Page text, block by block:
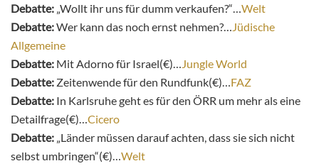
Debatte: „Wollt ihr uns für dumm verkaufen?“… Welt
Debatte:Wer kann das noch ernst nehmen?…
Jüdische
Allgemeine
Debatte: Mit Adorno für Israel(€)…
Jungle World
Debatte: Zeitenwende für den Rundfunk(€)… FAZ
Debatte: In Karlsruhe geht es für den ÖRR um mehr als eine
Detailfrage(€)… Cicero
Debatte: „Länder müssen darauf achten, dass sie sich nicht
selbst umbringen“(€)… Welt